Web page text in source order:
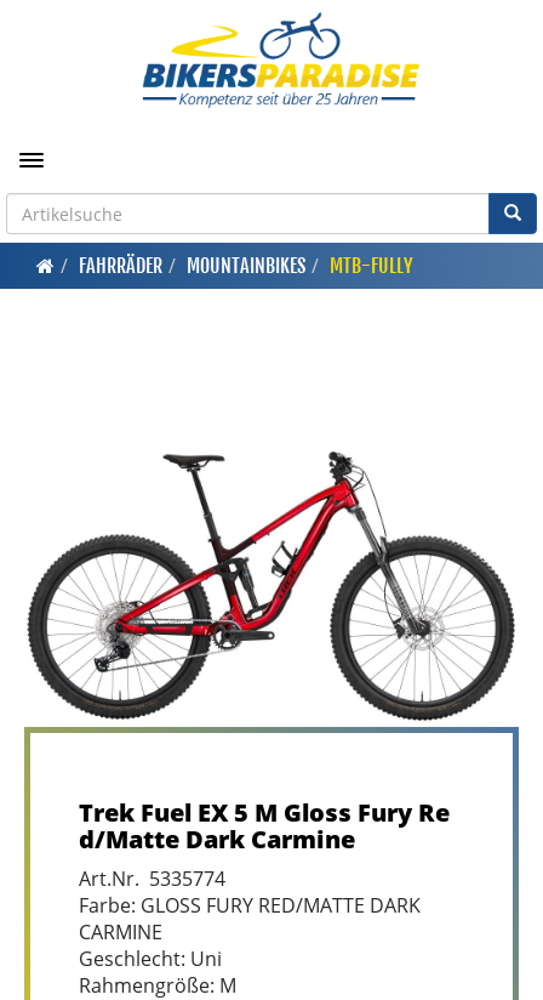
Toggle navigation
FAHRRÄDER MOUNTAINBIKES MTB-FULLY
Trek Fuel EX 5 M Gloss Fury Re
d/Matte Dark Carmine
Art.Nr. 5335774
Farbe: GLOSS FURY RED/MATTE DARK
CARMINE
Geschlecht: Uni
Rahmengröße: M